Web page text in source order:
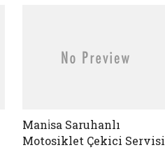
Mani̇sa Saruhanlı
Motosiklet Çekici Servisi